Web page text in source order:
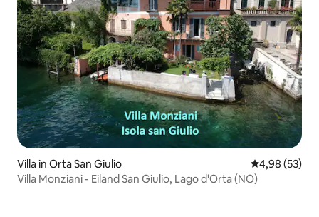
Villa in Orta San Giulio Gemiddelde
4,98 (53)
Villa Monziani - Eiland San Giulio, Lago d'Orta (NO)